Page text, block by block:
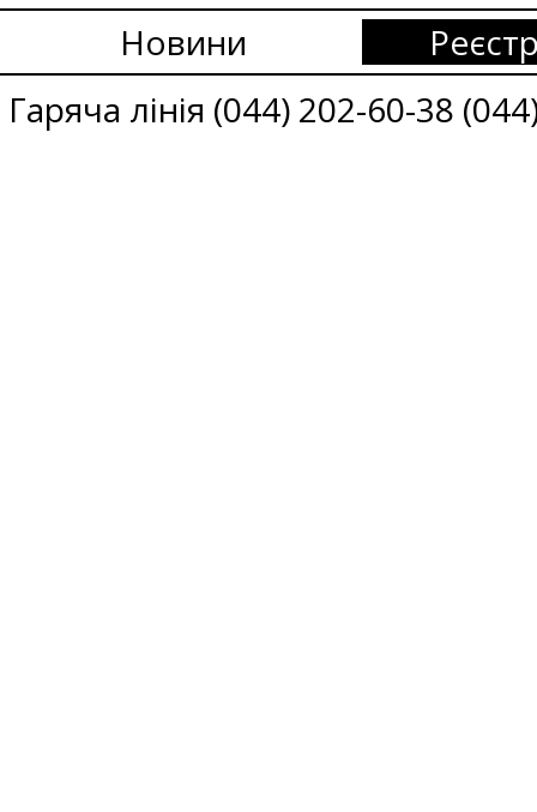
Новини
Гаряча лінія (044) 202-60-38